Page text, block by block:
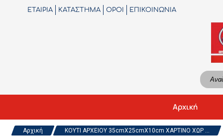
ΕΤΑΙΡΙΑ ΚΑΤΑΣΤΗΜΑ ΟΡΟΙ ΕΠΙΚΟΙΝΩΝΙΑ
Αρχική
Αρχική ΚΟΥΤΙ ΑΡΧΕΙΟΥ 35cmX25cmX10cm ΧΑΡΤΙΝΟ ΧΩΡ ...